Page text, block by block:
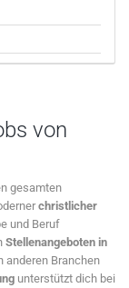
von
gesamten
christlicher
und Beruf
Stellenangeboten in
anderen Branchen
unterstützt dich bei